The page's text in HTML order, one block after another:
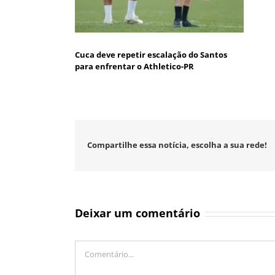
Cuca deve repetir escalação do Santos
para enfrentar o Athletico-PR
Compartilhe essa notícia, escolha a sua rede!
Deixar um comentário